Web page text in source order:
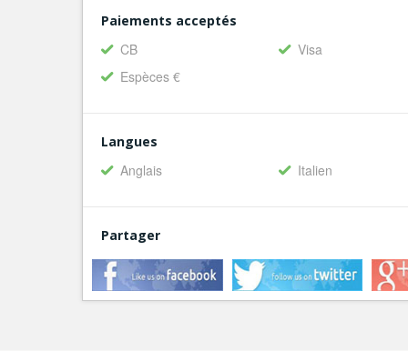
Paiements acceptés
CB
Visa
Espèces €
Langues
Anglais Italien
Partager